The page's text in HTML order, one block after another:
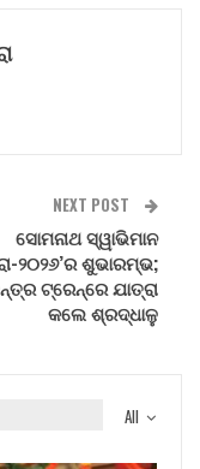
NEXT POST
ସୋମନାଥ ସ୍ୱାଭିମାନ
୨୦୨୬’ର ଶୁଭାରମ୍ଭ;
ଟ୍ରେନ୍‌ରେ ଯାତ୍ରା
କଲେ ଶ୍ରଦ୍ଧାଳୁ
All